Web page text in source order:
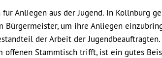
Anliegen aus der Jugend. In Kollnburg
Bürgermeister, um ihre Anliegen
der Arbeit der Jugendbeauftragten.
offenen Stammtisch trifft, ist ein gutes